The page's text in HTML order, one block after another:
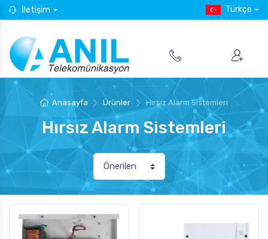
İletişim Türkçe
Anasayfa Ürünler Hırsız Alarm Sistemleri
Hırsız Alarm Sistemleri